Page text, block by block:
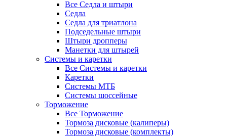
Все Седла и штыри
Седла
Седла для триатлона
Подседельные штыри
Штыри дропперы
Манетки для штырей
Системы и каретки
Все Системы и каретки
Каретки
Системы МТБ
Системы шоссейные
Торможение
Все Торможение
Тормоза дисковые (калиперы)
Тормоза дисковые (комплекты)